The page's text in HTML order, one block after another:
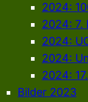
2024:
2024: 7.
2024:
2024:
2024:
Bilder 2023